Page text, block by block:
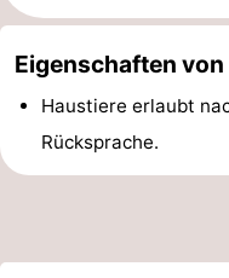
Parks
Umgebung
Nordholland
Eigenschaften
Haustiere erlaubt
Rücksprache.